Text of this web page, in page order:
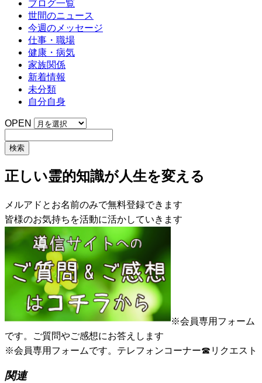
ブログ一覧
世間のニュース
今週のメッセージ
仕事・職場
健康・病気
家族関係
新着情報
未分類
自分自身
OPEN
正しい霊的知識が人生を変える
メルアドとお名前のみで無料登録できます
皆様のお気持ちを活動に活かしていきます
※会員専用フォーム
です。ご質問やご感想にお答えします
※会員専用フォームです。テレフォンコーナー☎リクエスト
関連